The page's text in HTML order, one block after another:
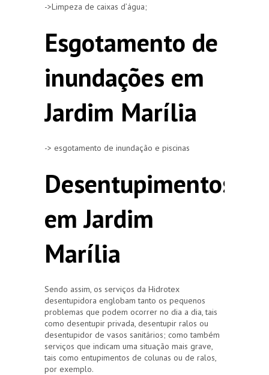
->Limpeza de caixas d’água;
Esgotamento de
inundações em
Jardim Marília
-> esgotamento de inundação e piscinas
Desentupimentos
em Jardim
Marília
Sendo assim, os serviços da Hidrotex
desentupidora englobam tanto os pequenos
problemas que podem ocorrer no dia a dia, tais
como desentupir privada, desentupir ralos ou
desentupidor de vasos sanitários; como também
serviços que indicam uma situação mais grave,
tais como entupimentos de colunas ou de ralos,
por exemplo.